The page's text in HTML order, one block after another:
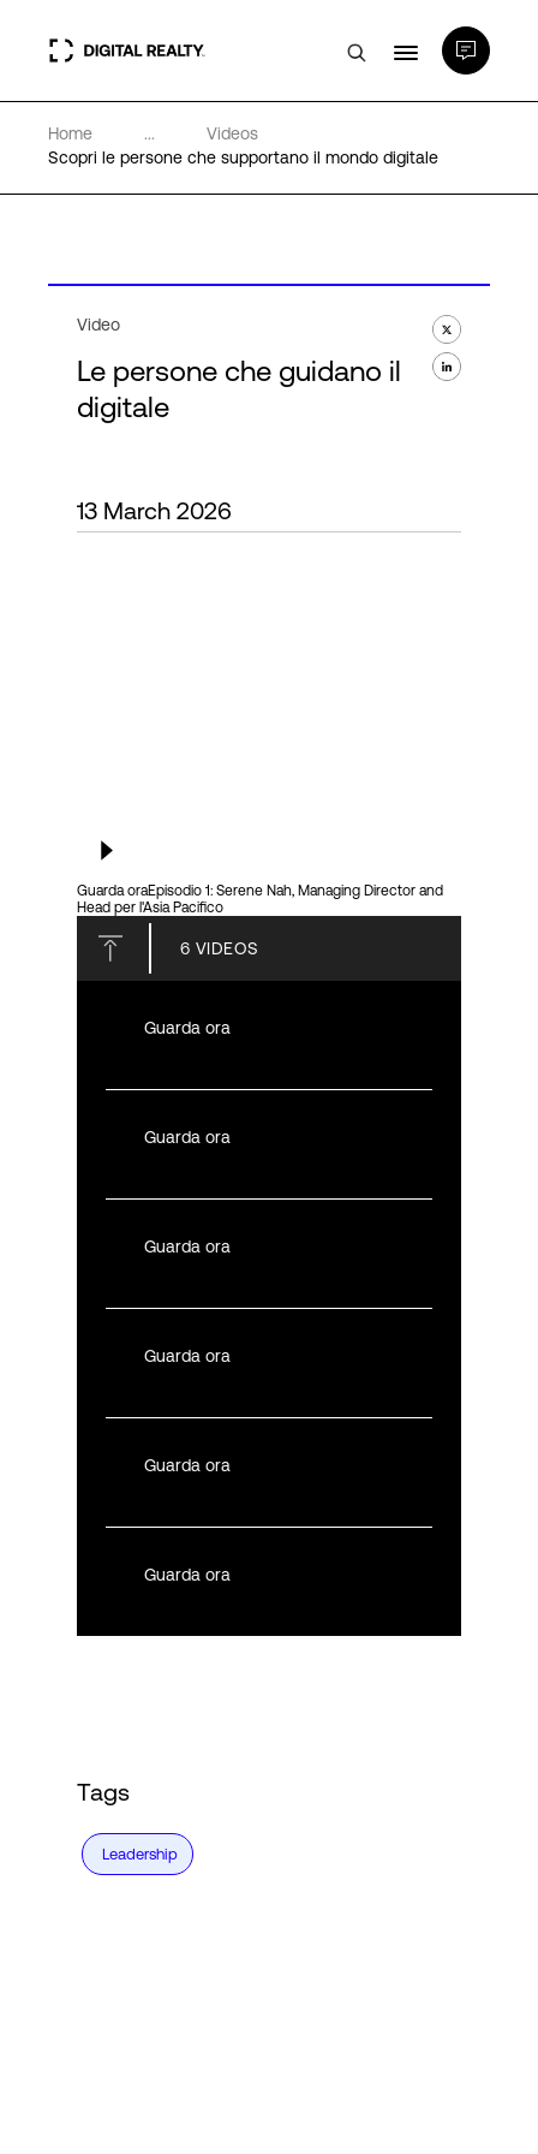
Data center
Competenze e Risorse
Language
Home ...
Videos
Scopri le persone che supportano il mondo digitale
Video
Le persone che guidano il
digitale
13 March 2026
Guarda oraEpisodio 1: Serene Nah, Managing Director and
Head per l'Asia Pacifico
6 VIDEOS
Guarda ora
Guarda ora
Guarda ora
Guarda ora
Guarda ora
Guarda ora
Tags
Leadership